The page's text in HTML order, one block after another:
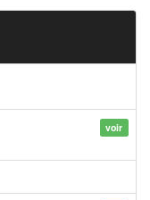
voir